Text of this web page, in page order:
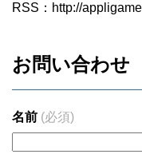
RSS：http://
お問い合わせ
名前 (必須)